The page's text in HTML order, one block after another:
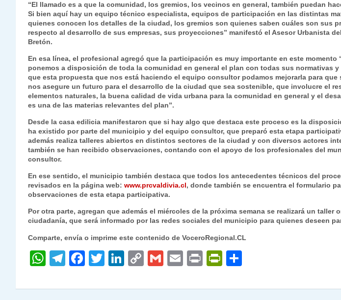
“El llamado es a que la comunidad, los gremios, los vecinos en general, también puedan
Si bien aquí hay un equipo técnico especialista, equipos de participación en las distintas
quienes conocen los detalles de la ciudad, los gremios son quienes saben cuáles son sus
respecto al desarrollo de sus empresas, sus proyecciones” manifestó el Asesor Urbanista
Bretón.
En esa línea, el profesional agregó que la participación es muy importante en este momento
ponemos a disposición de toda la comunidad en general el plan con todas sus normativas y
que esta propuesta que nos está haciendo el equipo consultor podamos mejorarla para que
nos asegure un futuro para el desarrollo de la ciudad que sea sostenible, que involucre el
elementos naturales, la buena calidad de vida urbana para la comunidad en general y el
es una de las materias relevantes del plan”.
Desde la casa edilicia manifestaron que si hay algo que destaca este proceso es la
ha existido por parte del municipio y del equipo consultor, que preparó esta etapa
además realiza talleres abiertos en distintos sectores de la ciudad y con diversos actores
también se han recibido observaciones, contando con el apoyo de los profesionales del
consultor.
En ese sentido, el municipio también destaca que todos los antecedentes técnicos del
revisados en la página web: www.prcvaldivia.cl, donde también se encuentra el formulario
observaciones de esta etapa participativa.
Por otra parte, agregan que además el miércoles de la próxima semana se realizará un taller
ciudadanía, que será informado por las redes sociales del municipio para quienes deseen
Comparte, envía o imprime este contenido de VoceroRegional.CL
W
at
T
e
F
c
T
itt
Li
k
C
p
G
ai
E
ai
P
nt
P
nt m